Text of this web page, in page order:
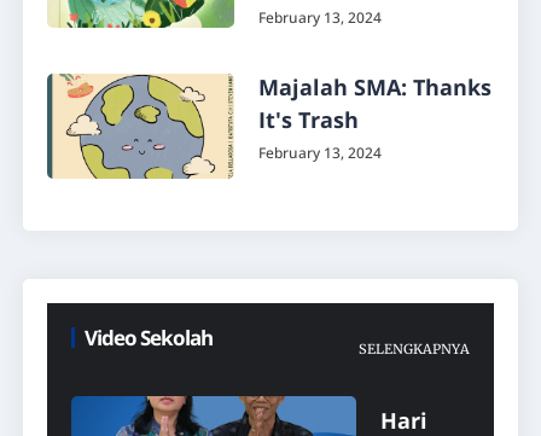
February 13, 2024
Majalah SMA: Thanks
It's Trash
February 13, 2024
Video Sekolah SELENGKAPNYA
Hari